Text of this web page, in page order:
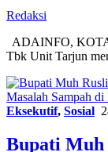
Redaksi
ADAINFO,
Tbk Unit Tarjun
Eksekutif, Sosial
Bupati